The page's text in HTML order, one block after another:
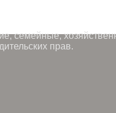
семейные,
прав.